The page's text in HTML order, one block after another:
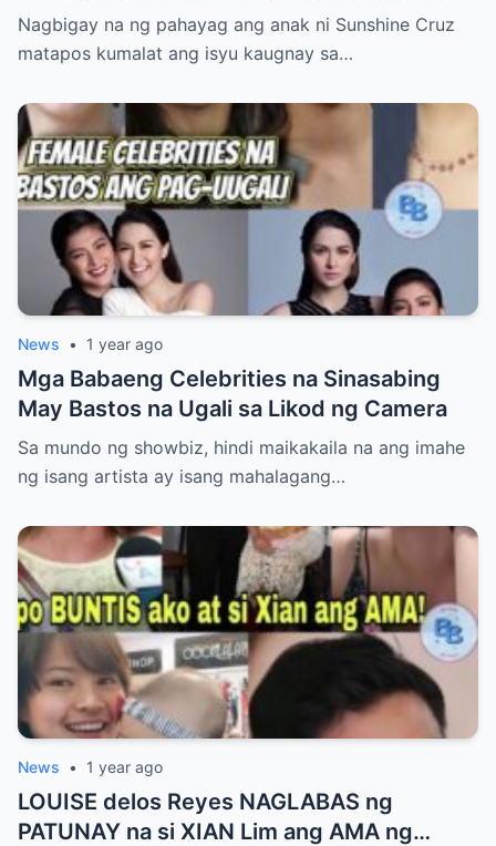
ANG SA KANIYA!
Nagbigay na ng pahayag ang anak ni Sunshine Cruz
matapos kumalat ang isyu kaugnay sa…
News • 1 year ago
Mga Babaeng Celebrities na Sinasabing
May Bastos na Ugali sa Likod ng Camera
Sa mundo ng showbiz, hindi maikakaila na ang imahe
ng isang artista ay isang mahalagang…
News • 1 year ago
LOUISE delos Reyes NAGLABAS ng
PATUNAY na si XIAN Lim ang AMA ng